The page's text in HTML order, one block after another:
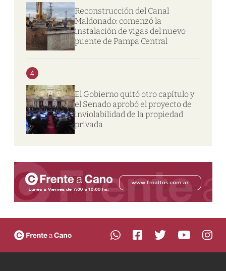
Reconstrucción del Canal
Maldonado: comenzó la
instalación de vigas del nuevo
puente de Pampa Central
4
El Gobierno quitó otro capítulo y
el Senado aprobó el proyecto de
inviolabilidad de la propiedad
privada